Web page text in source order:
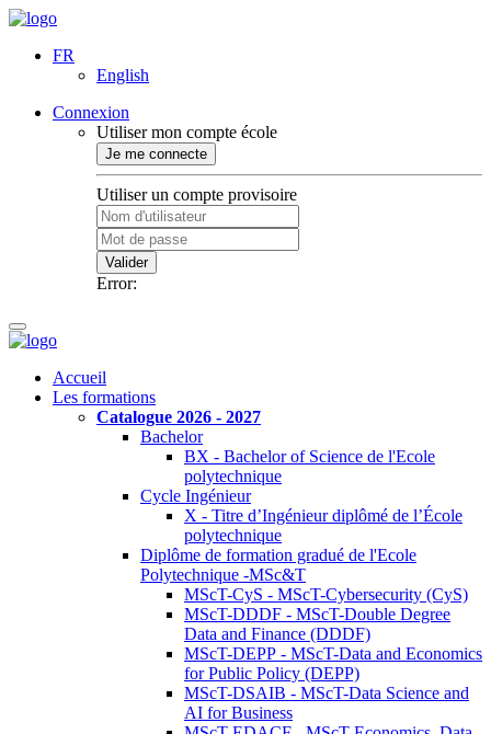
FR
English
Connexion
Utiliser mon compte école
Je me connecte
Utiliser un compte provisoire
Valider
Error:
Accueil
Les formations
Catalogue 2026 - 2027
Bachelor
BX - Bachelor of Science de l'Ecole
polytechnique
Cycle Ingénieur
X - Titre d’Ingénieur diplômé de l’École
polytechnique
Diplôme de formation gradué de l'Ecole
Polytechnique -MSc&T
MScT-CyS - MScT-Cybersecurity (CyS)
MScT-DDDF - MScT-Double Degree
Data and Finance (DDDF)
MScT-DEPP - MScT-Data and Economics
for Public Policy (DEPP)
MScT-DSAIB - MScT-Data Science and
AI for Business